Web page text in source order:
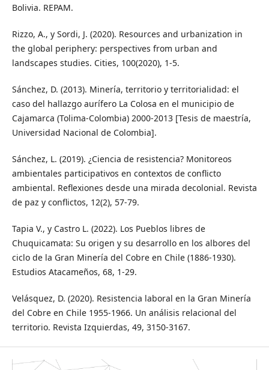
Bolivia. REPAM.
Rizzo, A., y Sordi, J. (2020). Resources and urbanization in
the global periphery: perspectives from urban and
landscapes studies. Cities, 100(2020), 1-5.
Sánchez, D. (2013). Minería, territorio y territorialidad: el
caso del hallazgo aurífero La Colosa en el municipio de
Cajamarca (Tolima-Colombia) 2000-2013 [Tesis de maestría,
Universidad Nacional de Colombia].
Sánchez, L. (2019). ¿Ciencia de resistencia? Monitoreos
ambientales participativos en contextos de conflicto
ambiental. Reflexiones desde una mirada decolonial. Revista
de paz y conflictos, 12(2), 57-79.
Tapia V., y Castro L. (2022). Los Pueblos libres de
Chuquicamata: Su origen y su desarrollo en los albores del
ciclo de la Gran Minería del Cobre en Chile (1886-1930).
Estudios Atacameños, 68, 1-29.
Velásquez, D. (2020). Resistencia laboral en la Gran Minería
del Cobre en Chile 1955-1966. Un análisis relacional del
territorio. Revista Izquierdas, 49, 3150-3167.